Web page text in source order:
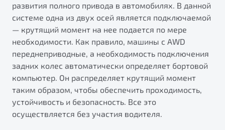
развития полного привода в автомобилях. В данной
системе одна из двух осей является подключаемой
— крутящий момент на нее подается по мере
необходимости. Как правило, машины с AWD
переднеприводные, а необходимость подключения
задних колес автоматически определяет бортовой
компьютер. Он распределяет крутящий момент
таким образом, чтобы обеспечить проходимость,
устойчивость и безопасность. Все это
осуществляется без участия водителя.